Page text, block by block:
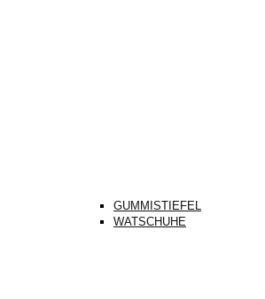
GUMMISTIEFEL
WATSCHUHE